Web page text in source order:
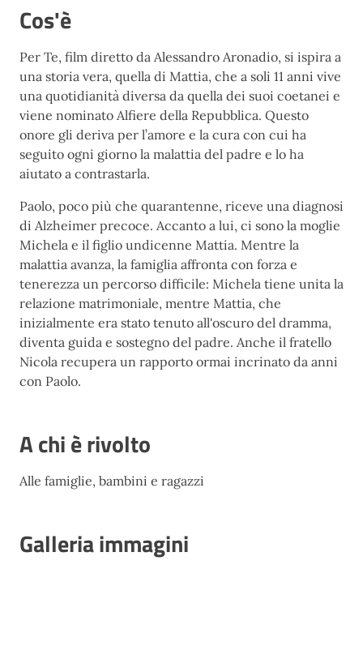
Cos'è
Per Te, film diretto da Alessandro Aronadio, si ispira a
una storia vera, quella di Mattia, che a soli 11 anni vive
una quotidianità diversa da quella dei suoi coetanei e
viene nominato Alfiere della Repubblica. Questo
onore gli deriva per l’amore e la cura con cui ha
seguito ogni giorno la malattia del padre e lo ha
aiutato a contrastarla.
Paolo, poco più che quarantenne, riceve una diagnosi
di Alzheimer precoce. Accanto a lui, ci sono la moglie
Michela e il figlio undicenne Mattia. Mentre la
malattia avanza, la famiglia affronta con forza e
tenerezza un percorso difficile: Michela tiene unita la
relazione matrimoniale, mentre Mattia, che
inizialmente era stato tenuto all'oscuro del dramma,
diventa guida e sostegno del padre. Anche il fratello
Nicola recupera un rapporto ormai incrinato da anni
con Paolo.
A chi è rivolto
Alle famiglie, bambini e ragazzi
Galleria immagini